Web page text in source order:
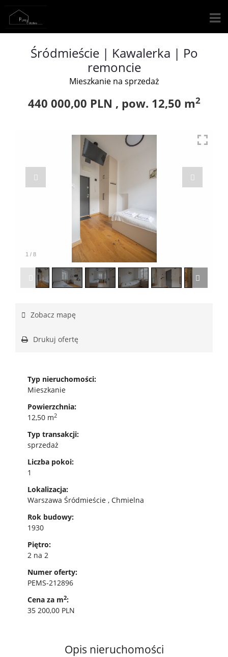
Śródmieście | Kawalerka | Po
remoncie
Mieszkanie na sprzedaż
440 000,00 PLN , pow. 12,50 m2
1 / 8
Zobacz mapę
Drukuj ofertę
Typ nieruchomości:
Mieszkanie
Powierzchnia:
12,50 m2
Typ transakcji:
sprzedaż
Liczba pokoi:
1
Lokalizacja:
Warszawa Śródmieście , Chmielna
Rok budowy:
1930
Piętro:
2 na 2
Numer oferty:
PEMS-212896
Cena za m2:
35 200,00 PLN
Opis nieruchomości